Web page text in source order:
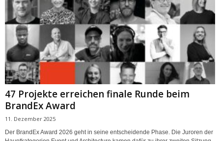
47 Projekte erreichen finale Runde beim
BrandEx Award
11. Dezember 2025
Der BrandEx Award 2026 geht in seine entscheidende Phase. Die Juroren der